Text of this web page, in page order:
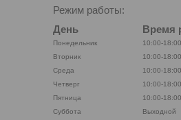
Режим работы:
День
Время
Понедельник 10:00-18:00
Вторник
10:00-18:00
Среда
10:00-18:00
Четверг
10:00-18:00
Пятница
10:00-18:00
Суббота
Выходной